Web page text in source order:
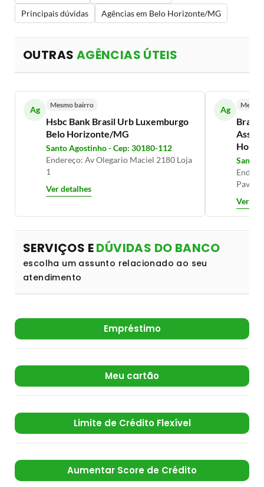
Principais dúvidas
Agências em Belo Horizonte/MG
OUTRAS AGÊNCIAS ÚTEIS
Ag Mesmo bairro
Hsbc Bank Brasil Urb Luxemburgo
Belo Horizonte/MG
Santo Agostinho - Cep: 30180-112
Endereço: Av Olegario Maciel 2180 Loja
1
Ver detalhes
Ag
Santo
Ver
SERVIÇOS EDÚVIDAS DO BANCO
escolha um assunto relacionado ao seu
atendimento
Empréstimo
Meu cartão
Limite de Crédito Flexível
Aumentar Score de Crédito